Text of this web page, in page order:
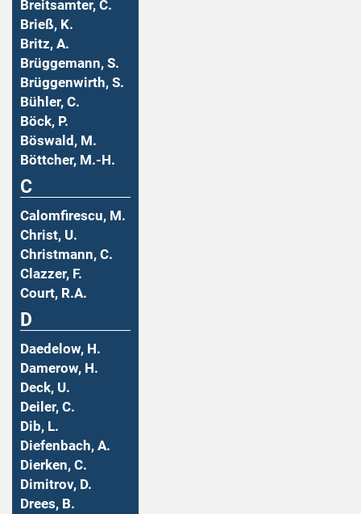
Breitsamter, C.
Brieß, K.
Britz, A.
Brüggemann, S.
Brüggenwirth, S.
Bühler, C.
Böck, P.
Böswald, M.
Böttcher, M.-H.
C
Calomfirescu, M.
Christ, U.
Christmann, C.
Clazzer, F.
Court, R.A.
D
Daedelow, H.
Damerow, H.
Deck, U.
Deiler, C.
Dib, L.
Diefenbach, A.
Dierken, C.
Dimitrov, D.
Drees, B.